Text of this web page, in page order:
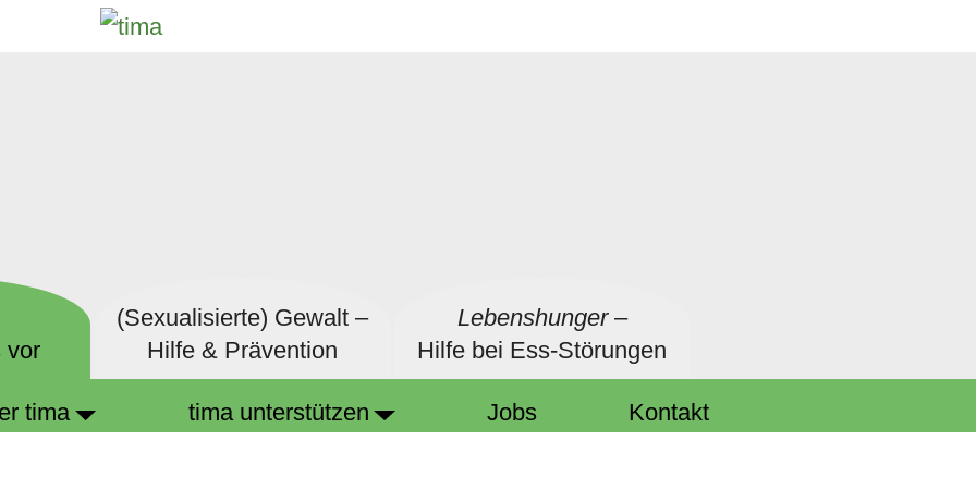
vor
tima tima unterstützen Jobs Kontakt
(Sexualisierte) Gewalt –
Hilfe & Prävention
Lebenshunger–
Hilfe bei Ess-Störungen